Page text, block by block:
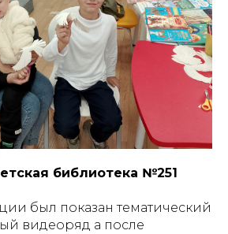
библиотека №251
был показан тематический
видеоряд а после